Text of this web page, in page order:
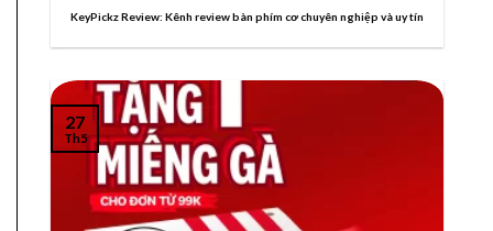
KeyPickz Review: Kênh review bàn phím cơ chuyên nghiệp và uy tín
27
Th5